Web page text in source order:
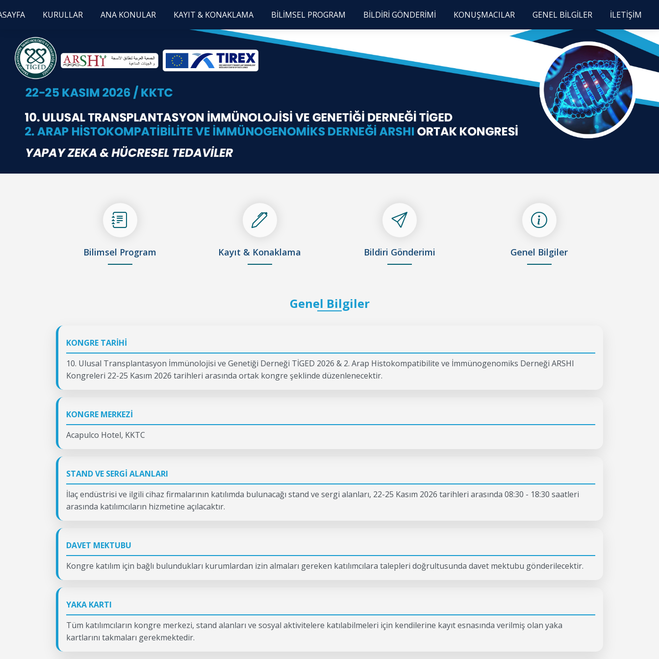
KURULLAR ANA KONULAR KAYIT & KONAKLAMA BİLİMSEL PROGRAM BİLDİRİ GÖNDERİMİ KONUŞMACILAR GENEL BİLGİLER İLETİŞİM
Bilimsel Program Kayıt & Konaklama Bildiri Gönderimi Genel Bilgiler
Genel Bilgiler
KONGRE TARİHİ
10. Ulusal Transplantasyon İmmünolojisi ve Genetiği Derneği TİGED 2026 & 2. Arap Histokompatibilite ve İmmünogenomiks Derneği ARSHI
Kongreleri 22-25 Kasım 2026 tarihleri arasında ortak kongre şeklinde düzenlenecektir.
KONGRE MERKEZİ
Acapulco Hotel, KKTC
STAND VE SERGİ ALANLARI
İlaç endüstrisi ve ilgili cihaz firmalarının katılımda bulunacağı stand ve sergi alanları, 22-25 Kasım 2026 tarihleri arasında 08:30 - 18:30 saatleri
arasında katılımcıların hizmetine açılacaktır.
DAVET MEKTUBU
Kongre katılım için bağlı bulundukları kurumlardan izin almaları gereken katılımcılara talepleri doğrultusunda davet mektubu gönderilecektir.
YAKA KARTI
Tüm katılımcıların kongre merkezi, stand alanları ve sosyal aktivitelere katılabilmeleri için kendilerine kayıt esnasında verilmiş olan yaka
kartlarını takmaları gerekmektedir.